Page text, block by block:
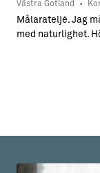
Västra Gotland •
Målarateljé. Jag
med naturlighet.